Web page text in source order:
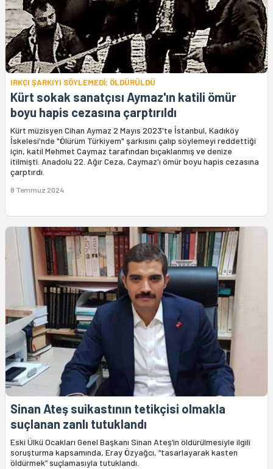
IRKÇI ŞARKIYI SÖYLEMEDİ; ÖLDÜRÜLDÜ
Kürt sokak sanatçısı Aymaz'ın katili ömür
boyu hapis cezasına çarptırıldı
Kürt müzisyen Cihan Aymaz 2 Mayıs 2023'te İstanbul, Kadıköy
İskelesi'nde "Ölürüm Türkiyem" şarkısını çalıp söylemeyi reddettiği
için, katil Mehmet Caymaz tarafından bıçaklanmış ve denize
itilmişti. Anadolu 22. Ağır Ceza, Caymaz'ı ömür boyu hapis cezasına
çarptırdı.
8 Temmuz 2024
Sinan Ateş suikastının tetikçisi olmakla
suçlanan zanlı tutuklandı
Eski Ülkü Ocakları Genel Başkanı Sinan Ateş’in öldürülmesiyle ilgili
soruşturma kapsamında, Eray Özyağcı, “tasarlayarak kasten
öldürmek” suçlamasıyla tutuklandı.